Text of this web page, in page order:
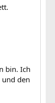
bin. Ich
den